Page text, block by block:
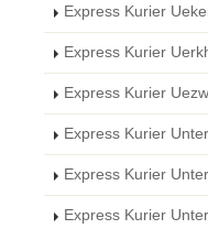
Express Kurier
Express Kurier
Express Kurier
Express Kurier
Express Kurier
Express Kurier